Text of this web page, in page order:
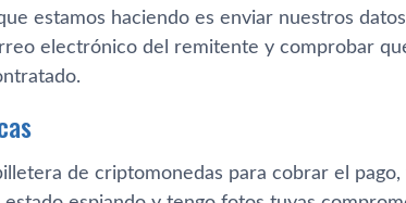
estamos haciendo es enviar nuestros
electrónico del remitente y comprobar
de criptomonedas para cobrar el